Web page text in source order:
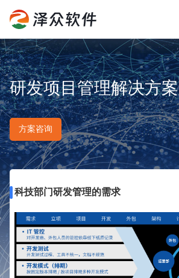
研发项目管理解决方案
方案咨询
科技部门研发管理的需求